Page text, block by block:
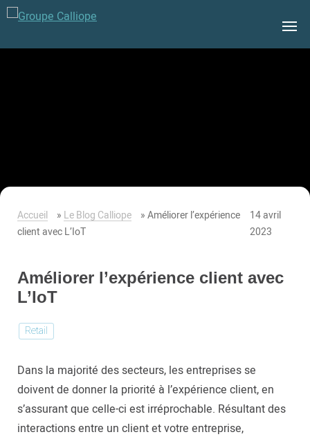
Groupe
Accueil » Le Blog Calliope »Améliorer l’expérience
client avec L’IoT
14 avril
2023
Améliorer l’expérience client avec
L’IoT
Retail
Dans la majorité des secteurs, les entreprises se
doivent de donner la priorité à l’expérience client, en
s’assurant que celle-ci est irréprochable. Résultant des
interactions entre un client et votre entreprise,